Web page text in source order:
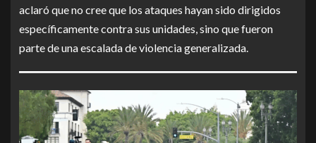
aclaró que no cree que los ataques hayan sido dirigidos
específicamente contra sus unidades, sino que fueron
parte de una escalada de violencia generalizada.